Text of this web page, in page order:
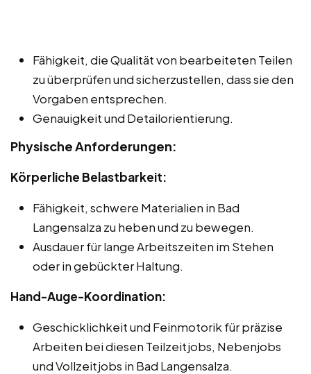
Fähigkeit, die Qualität von bearbeiteten Teilen
zu überprüfen und sicherzustellen, dass sie den
Vorgaben entsprechen.
Genauigkeit und Detailorientierung.
Physische Anforderungen:
Körperliche Belastbarkeit:
Fähigkeit, schwere Materialien in Bad
Langensalza zu heben und zu bewegen.
Ausdauer für lange Arbeitszeiten im Stehen
oder in gebückter Haltung.
Hand-Auge-Koordination:
Geschicklichkeit und Feinmotorik für präzise
Arbeiten bei diesen Teilzeitjobs, Nebenjobs
und Vollzeitjobs in Bad Langensalza.